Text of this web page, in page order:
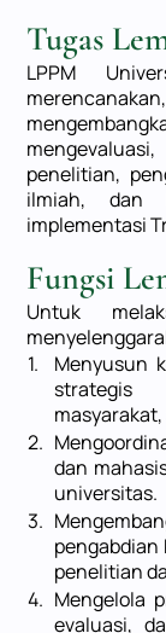
Tugas
LPPM
penelitian,
ilmiah, dan
implementasi
Fungsi
Untuk
1.
Menyusun
strategis
2.
dan
universitas.
3.
pengabdian
penelitian
4. Mengelola
evaluasi,